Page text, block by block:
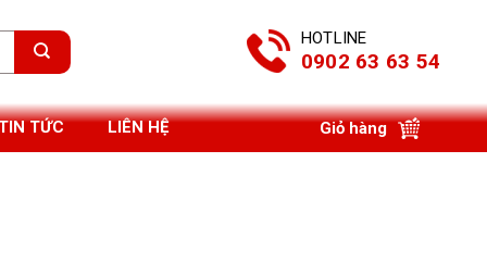
HOTLINE
0902 63 63 54
TỨC LIÊN HỆ Giỏ hàng